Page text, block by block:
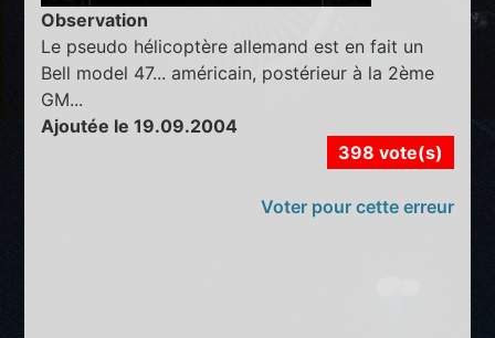
Observation
Le pseudo hélicoptère allemand est en fait un
Bell model 47... américain, postérieur à la 2ème
GM...
Ajoutée le 19.09.2004
398 vote(s)
Voter pour cette erreur